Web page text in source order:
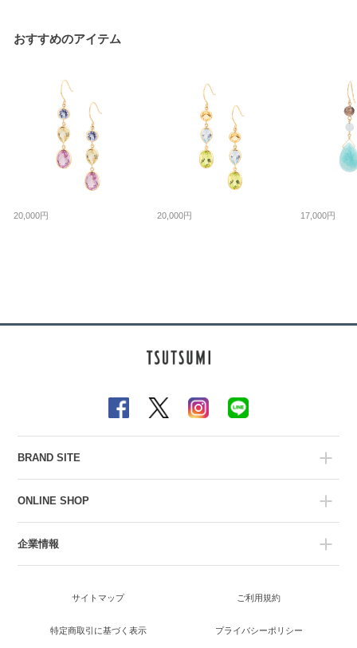
おすすめのアイテム
20,000円 20,000円 17,000円
BRAND SITE
ONLINE SHOP
企業情報
サイトマップ ご利用規約
特定商取引に基づく表示 プライバシーポリシー